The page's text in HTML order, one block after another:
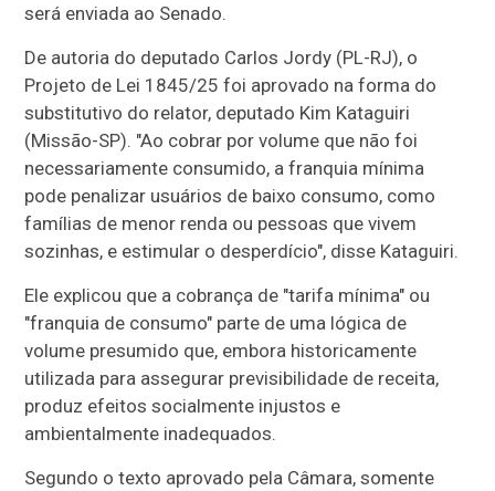
será enviada ao Senado.
De autoria do deputado Carlos Jordy (PL-RJ), o
Projeto de Lei 1845/25 foi aprovado na forma do
substitutivo do relator, deputado Kim Kataguiri
(Missão-SP). "Ao cobrar por volume que não foi
necessariamente consumido, a franquia mínima
pode penalizar usuários de baixo consumo, como
famílias de menor renda ou pessoas que vivem
sozinhas, e estimular o desperdício", disse Kataguiri.
Ele explicou que a cobrança de "tarifa mínima" ou
"franquia de consumo" parte de uma lógica de
volume presumido que, embora historicamente
utilizada para assegurar previsibilidade de receita,
produz efeitos socialmente injustos e
ambientalmente inadequados.
Segundo o texto aprovado pela Câmara, somente